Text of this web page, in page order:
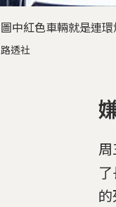
圖中紅色車輛就是連
路透社